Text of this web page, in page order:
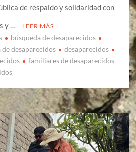
de respaldo y solidaridad con
y …
LEER MÁS
búsqueda de desaparecidos
desaparecidos
desaparecidos
familiares de desaparecidos